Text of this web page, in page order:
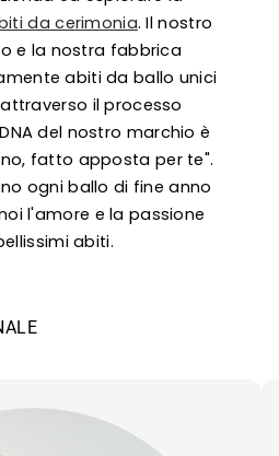
da cerimonia. Il nostro
e la nostra fabbrica
abiti da ballo unici
il processo
del nostro marchio è
fatto apposta per te".
ogni ballo di fine anno
l'amore e la passione
abiti.